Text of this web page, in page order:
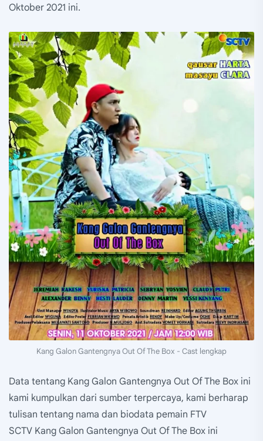
Oktober 2021 ini.
Kang Galon Gantengnya Out Of The Box - Cast lengkap
Data tentang Kang Galon Gantengnya Out Of The Box ini
kami kumpulkan dari sumber terpercaya, kami berharap
tulisan tentang nama dan biodata pemain FTV
SCTV Kang Galon Gantengnya Out Of The Box ini